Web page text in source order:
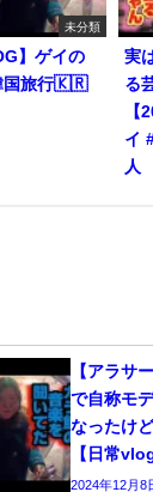
未分類
】ゲイの
国旅行🇰🇷
実
る
【
イ
人
【アラサ
で自称モ
なったけ
【日常vlog
2024年12月8